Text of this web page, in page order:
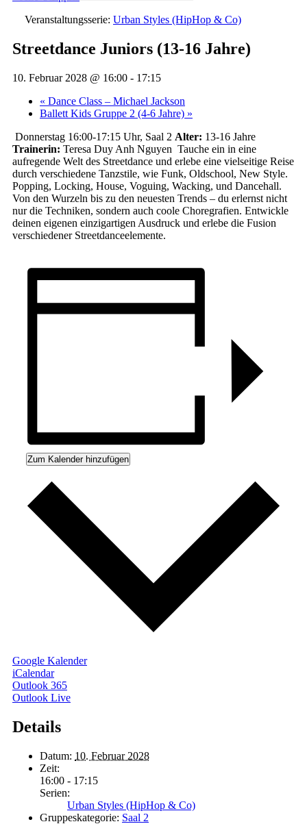
Veranstaltungsserie: Urban Styles (HipHop & Co)
Streetdance Juniors (13-16 Jahre)
10. Februar 2028 @ 16:00 - 17:15
« Dance Class – Michael Jackson
Ballett Kids Gruppe 2 (4-6 Jahre) »
Donnerstag 16:00-17:15 Uhr, Saal 2 Alter: 13-16 Jahre
Trainerin: Teresa Duy Anh Nguyen Tauche ein in eine
aufregende Welt des Streetdance und erlebe eine vielseitige Reise
durch verschiedene Tanzstile, wie Funk, Oldschool, New Style.
Popping, Locking, House, Voguing, Wacking, und Dancehall.
Von den Wurzeln bis zu den neuesten Trends – du erlernst nicht
nur die Techniken, sondern auch coole Choregrafien. Entwickle
deinen eigenen einzigartigen Ausdruck und erlebe die Fusion
verschiedener Streetdanceelemente.
Zum Kalender hinzufügen
Google Kalender
iCalendar
Outlook 365
Outlook Live
Details
Datum: 10. Februar 2028
Zeit:
16:00 - 17:15
Serien:
Urban Styles (HipHop & Co)
Gruppeskategorie: Saal 2